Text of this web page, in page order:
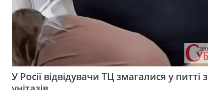
У Росії відвідувачи ТЦ змагалися у питті з